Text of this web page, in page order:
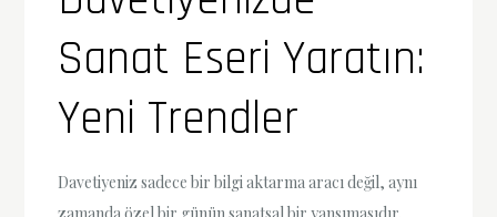
Sanat Eseri Yaratın:
Yeni Trendler
Davetiyeniz sadece bir bilgi aktarma aracı değil, aynı